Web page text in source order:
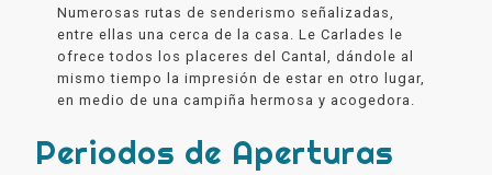
Numerosas rutas de senderismo señalizadas,
entre ellas una cerca de la casa. Le Carlades le
ofrece todos los placeres del Cantal, dándole al
mismo tiempo la impresión de estar en otro lugar,
en medio de una campiña hermosa y acogedora.
Periodos de Aperturas